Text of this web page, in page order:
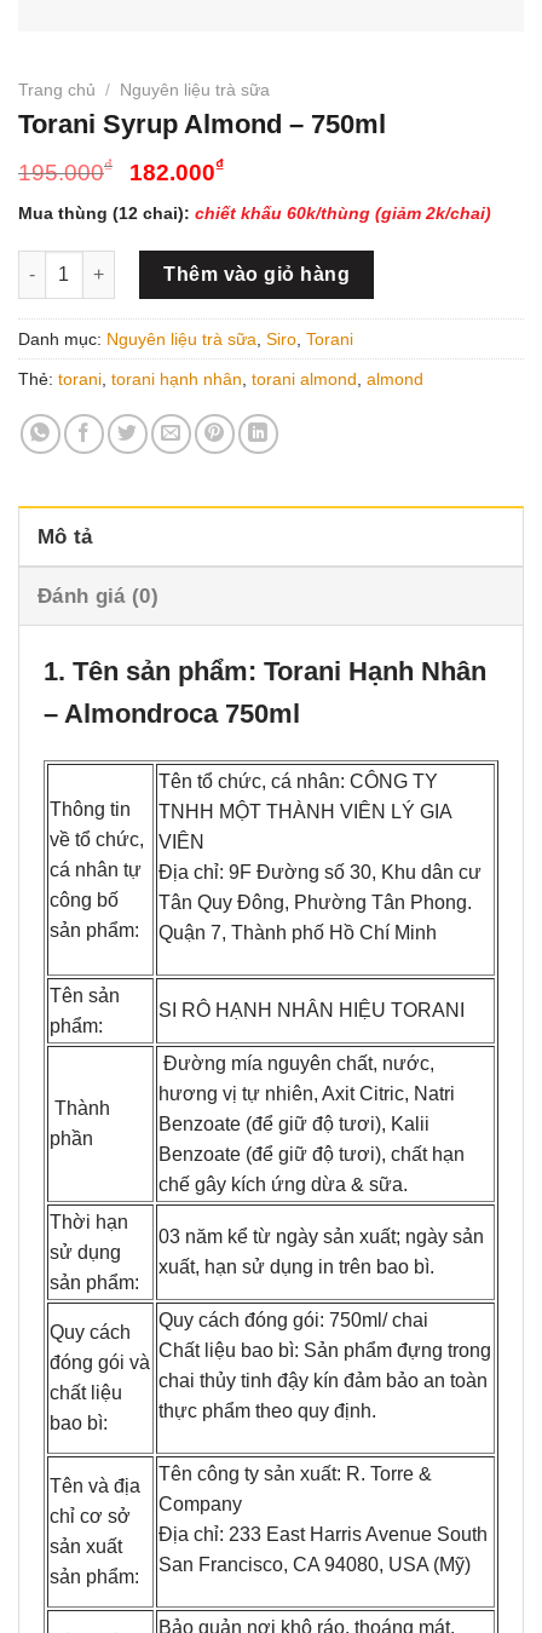
Trang chủ / Nguyên liệu trà sữa
Torani Syrup Almond – 750ml
195.000₫
Giá
là:
195.000₫.
182.000₫Giá
hiện
tại
là:
182.000₫.
Mua thùng (12 chai): chiết khấu 60k/thùng (giảm 2k/chai)
Torani Syrup Almond – 750ml số lượng
Thêm vào giỏ hàng
Danh mục: Nguyên liệu trà sữa Siro Torani
Thẻ: torani torani hạnh nhân torani almond almond
Mô tả
Đánh giá (0)
1. Tên sản phẩm: Torani Hạnh Nhân
– Almondroca 750ml
Thông tin
về tổ chức,
cá nhân tự
công bố
sản phẩm:
Tên tổ chức, cá nhân: CÔNG TY
TNHH MỘT THÀNH VIÊN LÝ GIA
VIÊN
Địa chỉ: 9F Đường số 30, Khu dân cư
Tân Quy Đông, Phường Tân Phong.
Quận 7, Thành phố Hồ Chí Minh
Tên sản
phẩm:
SI RÔ HẠNH NHÂN HIỆU TORANI
Thành
phần
Đường mía nguyên chất, nước,
hương vị tự nhiên, Axit Citric, Natri
Benzoate (để giữ độ tươi), Kalii
Benzoate (để giữ độ tươi), chất hạn
chế gây kích ứng dừa & sữa.
Thời hạn
sử dụng
sản phẩm:
03 năm kể từ ngày sản xuất; ngày sản
xuất, hạn sử dụng in trên bao bì.
Quy cách
đóng gói và
chất liệu
bao bì:
Quy cách đóng gói: 750ml/ chai
Chất liệu bao bì: Sản phẩm đựng trong
chai thủy tinh đậy kín đảm bảo an toàn
thực phẩm theo quy định.
Tên và địa
chỉ cơ sở
sản xuất
sản phẩm:
Tên công ty sản xuất: R. Torre &
Company
Địa chỉ: 233 East Harris Avenue South
San Francisco, CA 94080, USA (Mỹ)
Bảo quản nơi khô ráo, thoáng mát,